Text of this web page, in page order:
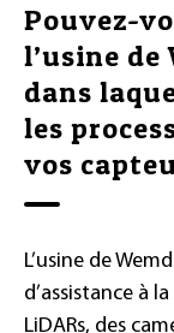
Pouvez-
l’usine de
dans
les
vos
L’usine de
d’assistance à
LiDARs, des